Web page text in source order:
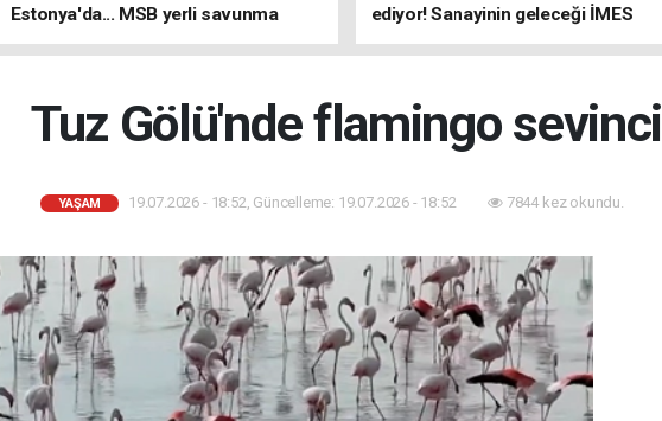
Estonya'da... MSB yerli savunma
sistemleriyle güçleniyor
ediyor! Sanayinin geleceği İMES
OSB'de konuşuldu
Tuz Gölü'nde flamingo sevinci
YAŞAM 19.07.2026 - 18:52, Güncelleme: 19.07.2026 - 18:52 7844 kez okundu.